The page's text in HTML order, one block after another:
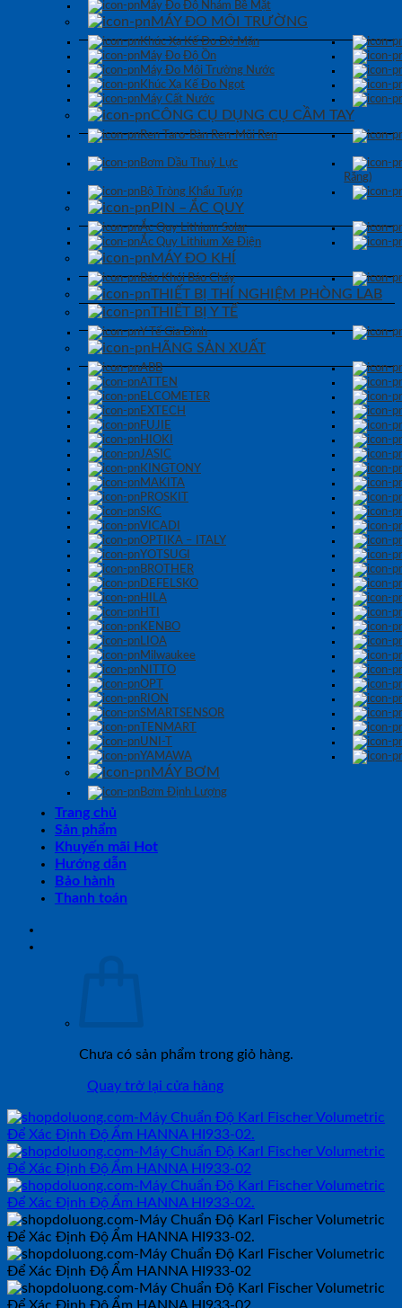
Máy Đo Độ Nhám Bề Mặt
MÁY ĐO MÔI TRƯỜNG
Khúc Xạ Kế Đo Độ Mặn
Máy Đo Độ Ồn
Máy Đo Môi Trường Nước
Khúc Xạ Kế Đo Ngọt
Máy Cất Nước
CÔNG CỤ DỤNG CỤ CẦM TAY
Ren Taro-Bàn Ren-Mũi Ren
Bơm Dầu Thuỷ Lực
Răng)
Bộ Tròng Khẩu Tuýp
PIN – ẮC QUY
Ắc Quy Lithium Solar
Ắc Quy Lithium Xe Điện
MÁY ĐO KHÍ
Báo Khói Báo Cháy
THIẾT BỊ THÍ NGHIỆM PHÒNG LAB
THIẾT BỊ Y TẾ
Y Tế Gia Đình
HÃNG SẢN XUẤT
ABB
ATTEN
ELCOMETER
EXTECH
FUJIE
HIOKI
JASIC
KINGTONY
MAKITA
PROSKIT
SKC
VICADI
OPTIKA – ITALY
YOTSUGI
BROTHER
DEFELSKO
HILA
HTI
KENBO
LIOA
Milwaukee
NITTO
OPT
RION
SMARTSENSOR
TENMART
UNI-T
YAMAWA
MÁY BƠM
Bơm Định Lượng
Trang chủ
Sản phẩm
Khuyến mãi Hot
Hướng dẫn
Bảo hành
Thanh toán
Chưa có sản phẩm trong giỏ hàng.
Quay trở lại cửa hàng